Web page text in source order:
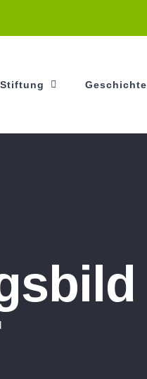
Geschichte